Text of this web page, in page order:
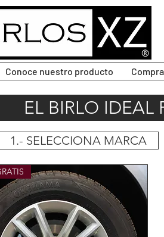
PARA DESPLEGAR
MENÚ.
Conoce nuestro producto
EL BIRLO IDEAL
1.- SELECCIONA MARCA